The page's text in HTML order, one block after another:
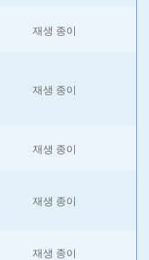
재생 종이
재생 종이
재생 종이
재생 종이
재생 종이